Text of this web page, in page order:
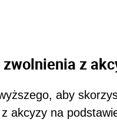
z
aby
akcyzy na